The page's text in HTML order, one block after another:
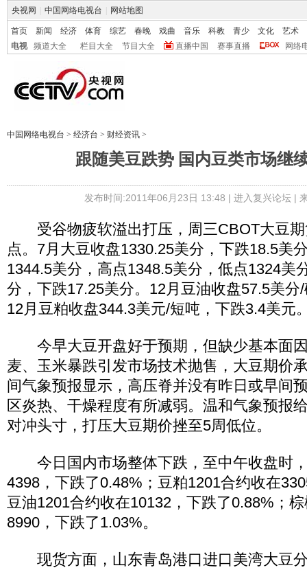
央视网 中国网络电视台 网站地图
首页 新闻 经济 体育 综艺 春晚 戏曲 音乐 科教 青少 文化
艺术
电视
频道大全 栏目大全 节目大全 直播中国 赛事直播 网络
中国网络电视台 > 经济台 > 财经资讯 >
跟随美豆跌势 国内豆类市场继
发布时间:2011年06月23日 13:48 | 进入复兴论坛|
受谷物疲软溢出打压，周三CBOT大豆期
点。7月大豆收盘1330.25美分，下跌18.5美
1344.5美分，高点1348.5美分，低点1324美
分，下跌17.25美分。12月豆油收盘57.5美分
12月豆粕收盘344.3美元/短吨，下跌3.4美元
今早大豆开盘好于预期，但缺少基本面
麦、玉米暴跌引发市场技术抛售，大豆期价
间气象预报显示，高压脊并没有昨日或早间
区炎热、干燥程度有所减弱。温和气象预报
对冲头寸，打压大豆期价挫至5周低位。
今日国内市场整体下跌，至中午收盘时
4398，下跌了0.48%；豆粕1201合约收在
豆油1201合约收在10132，下跌了0.88%；
8990，下跌了1.03%。
现货方面，山东青岛港口进口美湾大豆